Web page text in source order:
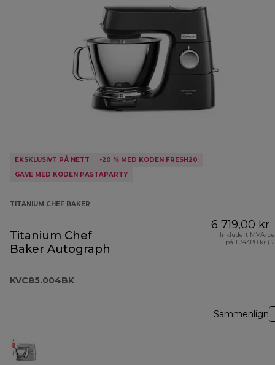
EKSKLUSIVT PÅ NETT
-20 % MED KODEN FRESH20
GAVE MED KODEN PASTAPARTY
TITANIUM CHEF BAKER
Titanium Chef
Baker Autograph
KVC85.004BK
6 719,00 kr
Inkludert MVA-
på 1 343,80 kr (
Sammenlign